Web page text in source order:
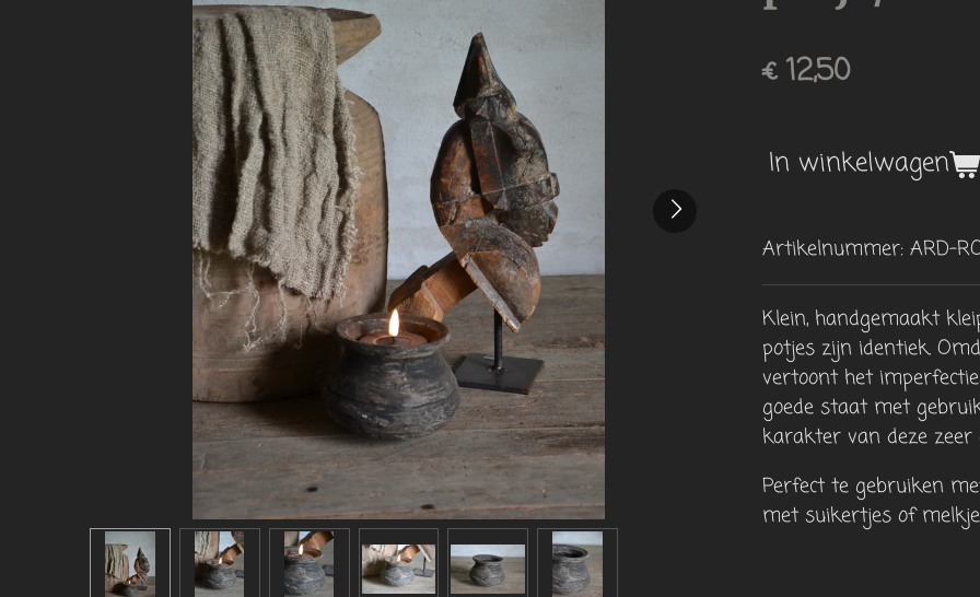
€ 12,50
In winkelwagen
Artikelnummer: ARD-
Klein, handgemaakt
potjes zijn identiek.
vertoont het
goede staat met
karakter van deze zeer
Perfect te gebruiken
met suikertjes of